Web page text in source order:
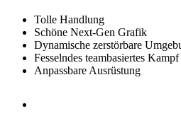
Tolle Handlung
Schöne Next-Gen Grafik
Dynamische zerstörbare
Fesselndes teambasiertes Kampf
Anpassbare Ausrüstung